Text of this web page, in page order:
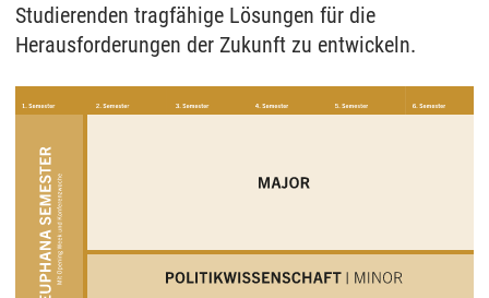
Studierenden tragfähige Lösungen für die
Herausforderungen der Zukunft zu entwickeln.